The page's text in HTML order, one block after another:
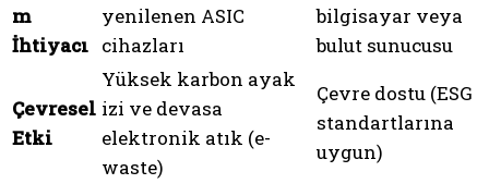
m
İhtiyacı
yenilenen ASIC
cihazları
bilgisayar veya
bulut sunucusu
Çevresel
Etki
Yüksek karbon ayak
izi ve devasa
elektronik atık (e-
waste)
Çevre dostu (ESG
standartlarına
uygun)